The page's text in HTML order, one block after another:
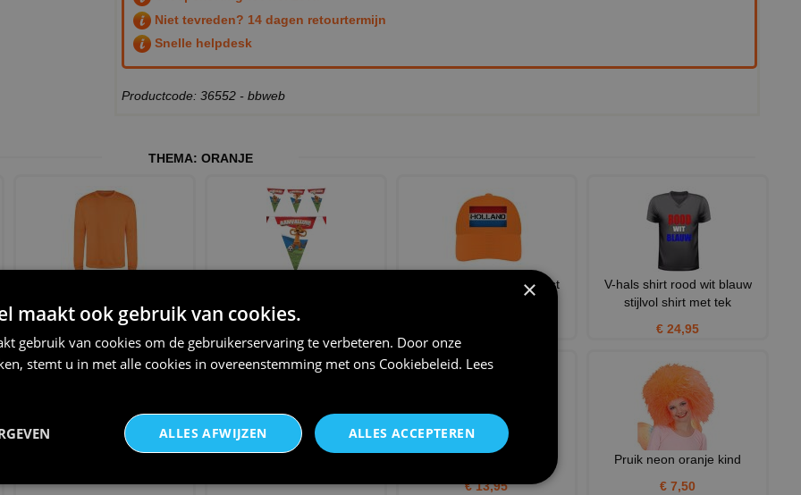
Niet tevreden? 14 dagen retourtermijn
Snelle helpdesk
Productcode: 36552 - bbweb
THEMA: ORANJE
€ 22,50
Pet vintage look met tekst
V-hals shirt rood wit blauw
stijlvol shirt met tek
€ 24,95
€ 13,95
Pruik neon oranje kind
€ 7,50
×
maakt ook gebruik van cookies.
gebruik van cookies om de gebruikerservaring te verbeteren. Door onze
stemt u in met alle cookies in overeenstemming met ons Cookiebeleid. Lees
ALLES ACCEPTEREN
ALLES AFWIJZEN